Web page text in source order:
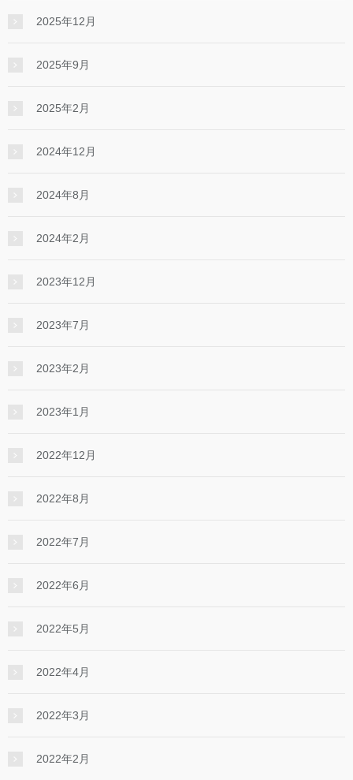
2025年12月
2025年9月
2025年2月
2024年12月
2024年8月
2024年2月
2023年12月
2023年7月
2023年2月
2023年1月
2022年12月
2022年8月
2022年7月
2022年6月
2022年5月
2022年4月
2022年3月
2022年2月